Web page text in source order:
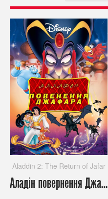
Aladdin 2: The Return of Jafar
Аладін повернення Джафара / Aladdin 2: The Return of Jafar